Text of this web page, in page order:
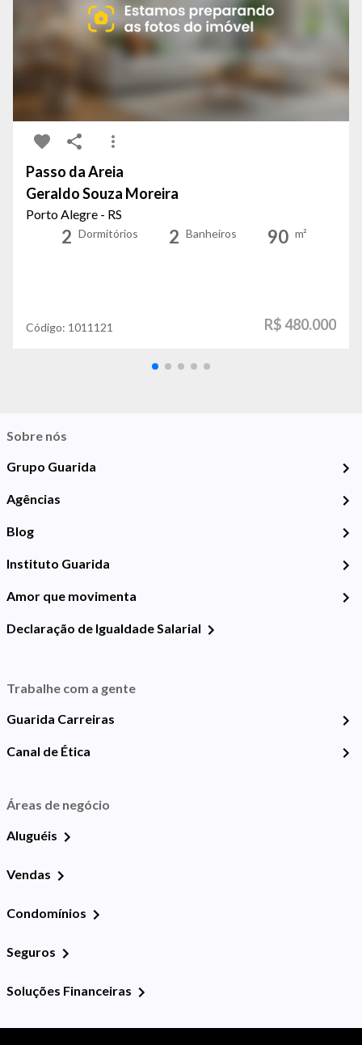
Passo da Areia
Geraldo Souza Moreira
Porto Alegre - RS
2 Dormitórios 2 Banheiros 90 m²
Código: 1011121 R$ 480.000
Sobre nós
Grupo Guarida
Agências
Blog
Instituto Guarida
Amor que movimenta
Declaração de Igualdade Salarial
Trabalhe com a gente
Guarida Carreiras
Canal de Ética
Áreas de negócio
Aluguéis
Vendas
Condomínios
Seguros
Soluções Financeiras